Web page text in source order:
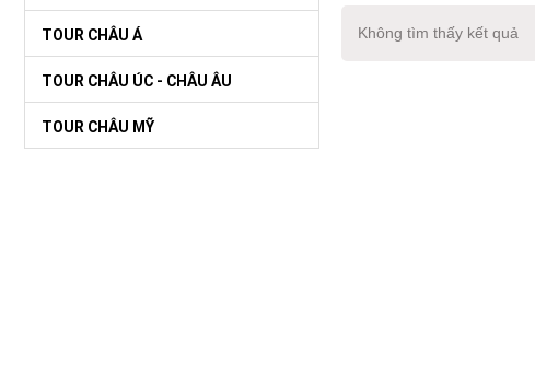
TOUR CHÂU Á
TOUR CHÂU ÚC - CHÂU ÂU
TOUR CHÂU MỸ
Không tìm thấy kết quả